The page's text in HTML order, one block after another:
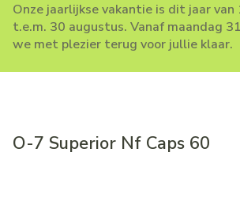
Onze jaarlijkse vakantie is dit jaar van
t.e.m. 30 augustus. Vanaf maandag
we met plezier terug voor jullie klaar.
O-7 Superior Nf Caps 60